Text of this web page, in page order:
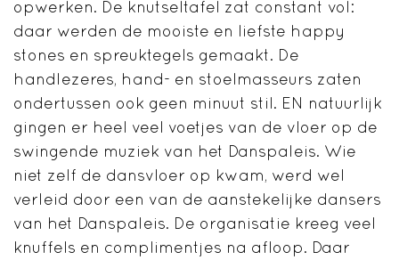
opwerken. De knutseltafel zat constant vol:
daar werden de mooiste en liefste happy
stones en spreuktegels gemaakt. De
handlezeres, hand- en stoelmasseurs zaten
ondertussen ook geen minuut stil. EN natuurlijk
gingen er heel veel voetjes van de vloer op de
swingende muziek van het Danspaleis. Wie
niet zelf de dansvloer op kwam, werd wel
verleid door een van de aanstekelijke dansers
van het Danspaleis. De organisatie kreeg veel
knuffels en complimentjes na afloop. Daar